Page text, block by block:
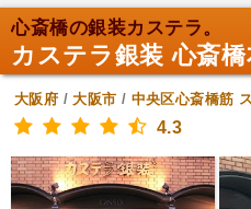
心斎橋の銀装カステラ。
カステラ銀装 心斎橋
大阪府 /大阪市 / 中央区心斎橋筋
4.3